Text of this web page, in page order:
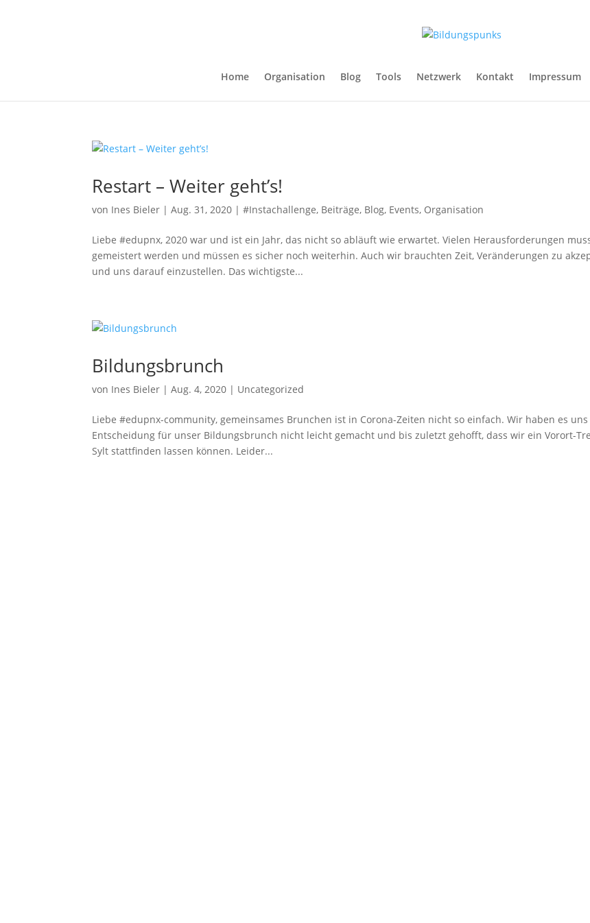
Home Organisation Blog Tools Netzwerk Kontakt Impressum
Restart – Weiter geht’s!
von Ines Bieler |Aug. 31, 2020 |#Instachallenge, Beiträge, Blog, Events, Organisation
Liebe #edupnx, 2020 war und ist ein Jahr, das nicht so abläuft wie erwartet. Vielen Herausforderungen
gemeistert werden und müssen es sicher noch weiterhin. Auch wir brauchten Zeit, Veränderungen zu
und uns darauf einzustellen. Das wichtigste...
Bildungsbrunch
von Ines Bieler |Aug. 4, 2020 | Uncategorized
Liebe #edupnx-community, gemeinsames Brunchen ist in Corona-Zeiten nicht so einfach. Wir haben es
Entscheidung für unser Bildungsbrunch nicht leicht gemacht und bis zuletzt gehofft, dass wir ein Vorort-
Sylt stattfinden lassen können. Leider...